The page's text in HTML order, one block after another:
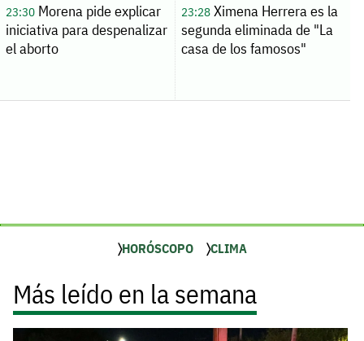
23:30Morena pide explicar
iniciativa para despenalizar
el aborto
23:28Ximena Herrera es la
segunda eliminada de "La
casa de los famosos"
HORÓSCOPO CLIMA
Más leído en la semana